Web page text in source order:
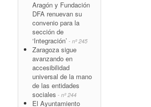
Aragón y Fundación
DFA renuevan su
convenio para la
sección de
‘Integración’ - nº 245
Zaragoza sigue
avanzando en
accesibilidad
universal de la mano
de las entidades
sociales - nº 244
El Ayuntamiento